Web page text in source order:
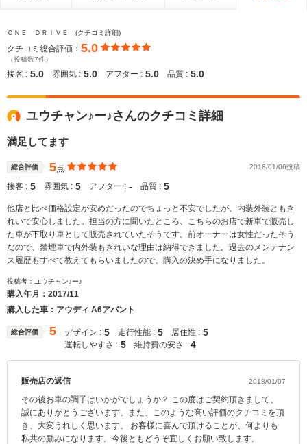
ＯＮＥ ＤＲＩＶＥ (クチコミ詳細)
クチコミ総合評価： 5.0
（投稿数7件）
接客 : 5.0 雰囲気 : 5.0 アフター : 5.0 品質 : 5.0
ユウチャン♪ー♪さんのクチコミ詳細
満足してます
総合評価 5点 2018/01/06投稿
接客 : 5 雰囲気 : 5 アフター : ‐ 品質 : 5
他店と比べ価格設定が安めだったのでちょっと不安でしたが、内装外装ともき
れいで安心しました。担当の方に聞いたところ、こちらのお店で新車で販売し
た車が下取り車として販売されていたそうです。前オーナーは女性だったそう
なので、禁煙車で内外装もきれいな理由は納得できました。過去のメンテナン
ス履歴もすべて教えてもらいましたので、購入の決め手になりました。
投稿者：ユウチャン♪ー♪
購入年月： 2017/11
購入した車：アウディ A6アバント
総合評価 5 デザイン : 5 走行性能 : 5 居住性 : 5
運転しやすさ : 5 維持費の安さ : 4
販売店の返信 2018/01/07
その後お車の調子はいかがでしょうか？ この度はご契約頂きまして、
誠にありがとうございます。また、このような高い評価のクチコミを頂
き、大変うれしく思います。 お客様に喜んで頂けることが、何よりも
私共の励みになります。今後ともどうぞ宜しくお願い致します。